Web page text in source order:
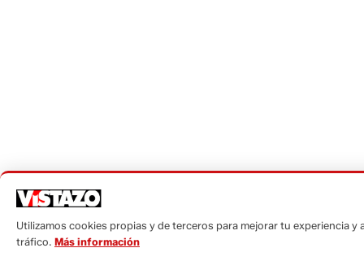
Utilizamos cookies propias y de terceros para mejorar tu experiencia y
tráfico. Más información